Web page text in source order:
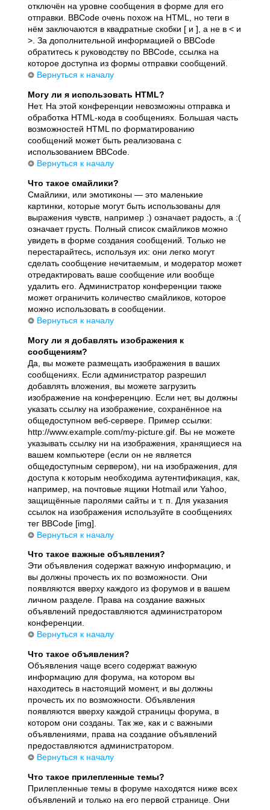
отключён на уровне сообщения в форме для его
отправки. BBCode очень похож на HTML, но теги в
нём заключаются в квадратные скобки [ и ], а не в < и
>. За дополнительной информацией о BBCode
обратитесь к руководству по BBCode, ссылка на
которое доступна из формы отправки сообщений.
Вернуться к началу
Могу ли я использовать HTML?
Нет. На этой конференции невозможны отправка и
обработка HTML-кода в сообщениях. Большая часть
возможностей HTML по форматированию
сообщений может быть реализована с
использованием BBCode.
Вернуться к началу
Что такое смайлики?
Смайлики, или эмотиконы — это маленькие
картинки, которые могут быть использованы для
выражения чувств, например :) означает радость, а :(
означает грусть. Полный список смайликов можно
увидеть в форме создания сообщений. Только не
перестарайтесь, используя их: они легко могут
сделать сообщение нечитаемым, и модератор может
отредактировать ваше сообщение или вообще
удалить его. Администратор конференции также
может ограничить количество смайликов, которое
можно использовать в сообщении.
Вернуться к началу
Могу ли я добавлять изображения к
сообщениям?
Да, вы можете размещать изображения в ваших
сообщениях. Если администратор разрешил
добавлять вложения, вы можете загрузить
изображение на конференцию. Если нет, вы должны
указать ссылку на изображение, сохранённое на
общедоступном веб-сервере. Пример ссылки:
http://www.example.com/my-picture.gif. Вы не можете
указывать ссылку ни на изображения, хранящиеся на
вашем компьютере (если он не является
общедоступным сервером), ни на изображения, для
доступа к которым необходима аутентификация, как,
например, на почтовые ящики Hotmail или Yahoo,
защищённые паролями сайты и т. п. Для указания
ссылок на изображения используйте в сообщениях
тег BBCode [img].
Вернуться к началу
Что такое важные объявления?
Эти объявления содержат важную информацию, и
вы должны прочесть их по возможности. Они
появляются вверху каждого из форумов и в вашем
личном разделе. Права на создание важных
объявлений предоставляются администратором
конференции.
Вернуться к началу
Что такое объявления?
Объявления чаще всего содержат важную
информацию для форума, на котором вы
находитесь в настоящий момент, и вы должны
прочесть их по возможности. Объявления
появляются вверху каждой страницы форума, в
котором они созданы. Так же, как и с важными
объявлениями, права на создание объявлений
предоставляются администратором.
Вернуться к началу
Что такое прилепленные темы?
Прилепленные темы в форуме находятся ниже всех
объявлений и только на его первой странице. Они